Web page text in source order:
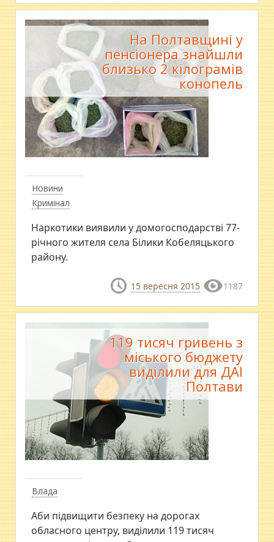
Новини
Кримінал
На Полтавщині у
пенсіонера знайшли
близько 2 кілограмів
конопель
Наркотики виявили у домогосподарстві 77-
річного жителя села Білики Кобеляцького
району.
15 вересня 2015 1187
Влада
119 тисяч гривень з
міського бюджету
виділили для ДАІ
Полтави
Аби підвищити безпеку на дорогах
обласного центру, виділили 119 тисяч